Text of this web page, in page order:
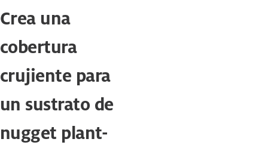
Crea una
cobertura
crujiente para
un sustrato de
nugget plant-